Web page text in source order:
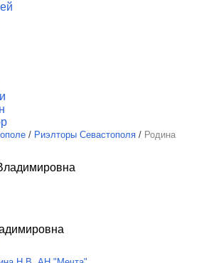
/ Риэлторы Севастополя / Родина